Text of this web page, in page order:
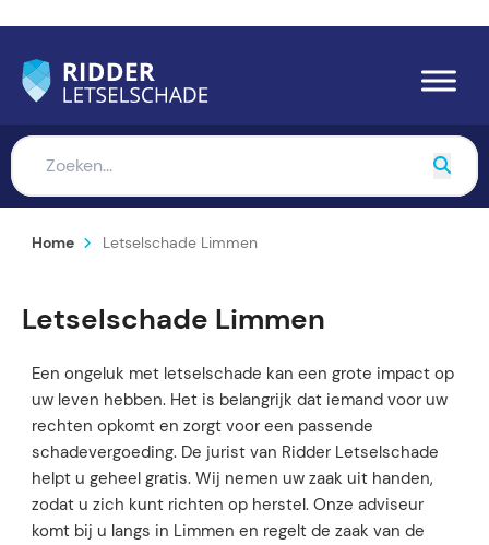
Home Letselschade Limmen
Letselschade Limmen
Een ongeluk met letselschade kan een grote impact op
uw leven hebben. Het is belangrijk dat iemand voor uw
rechten opkomt en zorgt voor een passende
schadevergoeding. De jurist van Ridder Letselschade
helpt u geheel gratis. Wij nemen uw zaak uit handen,
zodat u zich kunt richten op herstel. Onze adviseur
komt bij u langs in Limmen en regelt de zaak van de